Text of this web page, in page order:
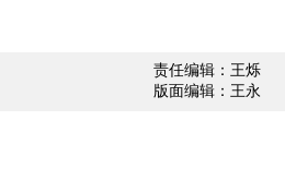
责任编辑：王烁
版面编辑：王永